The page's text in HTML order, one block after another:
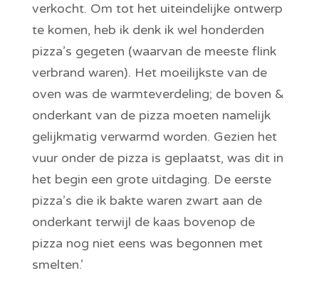
verkocht. Om tot het uiteindelijke ontwerp
te komen, heb ik denk ik wel honderden
pizza’s gegeten (waarvan de meeste flink
verbrand waren). Het moeilijkste van de
oven was de warmteverdeling; de boven &
onderkant van de pizza moeten namelijk
gelijkmatig verwarmd worden. Gezien het
vuur onder de pizza is geplaatst, was dit in
het begin een grote uitdaging. De eerste
pizza’s die ik bakte waren zwart aan de
onderkant terwijl de kaas bovenop de
pizza nog niet eens was begonnen met
smelten.’